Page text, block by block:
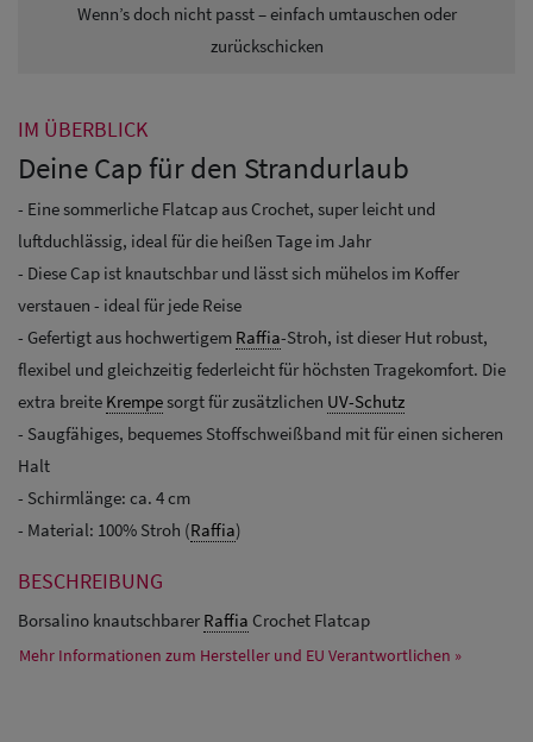
Wenn’s doch nicht passt – einfach umtauschen oder
zurückschicken
IM ÜBERBLICK
Deine Cap für den Strandurlaub
- Eine sommerliche Flatcap aus Crochet, super leicht und
luftduchlässig, ideal für die heißen Tage im Jahr
- Diese Cap ist knautschbar und lässt sich mühelos im Koffer
verstauen - ideal für jede Reise
- Gefertigt aus hochwertigem Raffia-Stroh, ist dieser Hut robust,
flexibel und gleichzeitig federleicht für höchsten Tragekomfort. Die
extra breite Krempesorgt für zusätzlichen UV-Schutz
- Saugfähiges, bequemes Stoffschweißband mit für einen sicheren
Halt
- Schirmlänge: ca. 4 cm
- Material: 100% Stroh (Raffia)
BESCHREIBUNG
Borsalino knautschbarer Raffia Crochet Flatcap
Mehr Informationen zum Hersteller und EU Verantwortlichen »